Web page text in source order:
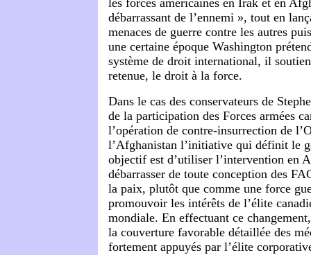
les forces américaines en Irak et en
débarrassant de l’ennemi », tout en
menaces de guerre contre les autres
une certaine époque Washington
système de droit international, il
retenue, le droit à la force.
Dans le cas des conservateurs de
de la participation des Forces armées
l’opération de contre-insurrection de
l’Afghanistan l’initiative qui définit le
objectif est d’utiliser l’intervention en
débarrasser de toute conception des
la paix, plutôt que comme une force
promouvoir les intérêts de l’élite
mondiale. En effectuant ce
la couverture favorable détaillée des
fortement appuyés par l’élite